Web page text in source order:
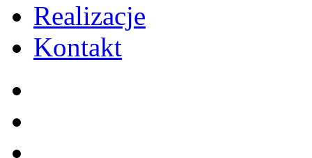
Realizacje
Kontakt